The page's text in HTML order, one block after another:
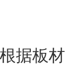
据板材